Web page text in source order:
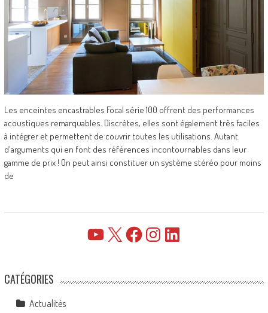
Les enceintes encastrables Focal série 100 offrent des performances
acoustiques remarquables. Discrètes, elles sont également très faciles
à intégrer et permettent de couvrir toutes les utilisations. Autant
d'arguments qui en font des références incontournables dans leur
gamme de prix ! On peut ainsi constituer un système stéréo pour moins
de
YouTube FacebookInstagramLinkedIn
CATÉGORIES
Actualités